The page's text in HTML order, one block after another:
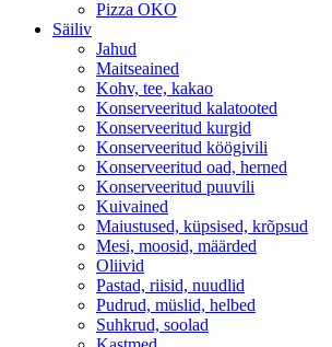
Pizza OKO
Säiliv
Jahud
Maitseained
Kohv, tee, kakao
Konserveeritud kalatooted
Konserveeritud kurgid
Konserveeritud köögivili
Konserveeritud oad, herned
Konserveeritud puuvili
Kuivained
Maiustused, küpsised, krõpsud
Mesi, moosid, määrded
Oliivid
Pastad, riisid, nuudlid
Pudrud, müslid, helbed
Suhkrud, soolad